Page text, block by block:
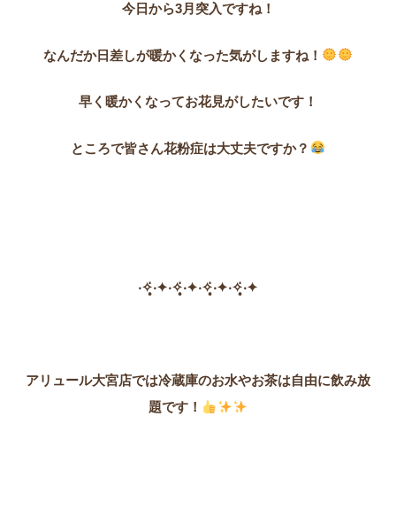
今日から3月突入ですね！
なんだか日差しが暖かくなった気がしますね！
早く暖かくなってお花見がしたいです！
ところで皆さん花粉症は大丈夫ですか？
‧✧̣̥̇‧✦‧✧̣̥̇‧✦‧✧̣̥̇‧✦‧✧̣̥̇‧✦
アリュール大宮店では冷蔵庫のお水やお茶は自由に飲み放
題です！